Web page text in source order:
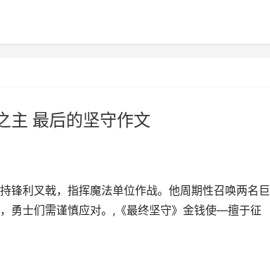
主 最后的坚守作文
锋利叉戟，指挥魔法单位作战。他周期性召唤两名巨
勇士们需谨慎应对。,《最终坚守》金钱使—擅于征